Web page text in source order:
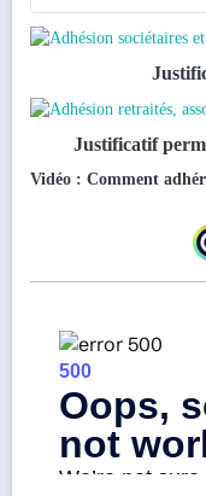
Justificatif
Vidéo : Comment